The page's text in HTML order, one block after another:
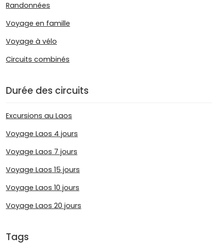
Randonnées
Voyage en famille
Voyage à vélo
Circuits combinés
Durée des circuits
Excursions au Laos
Voyage Laos 4 jours
Voyage Laos 7 jours
Voyage Laos 15 jours
Voyage Laos 10 jours
Voyage Laos 20 jours
Tags